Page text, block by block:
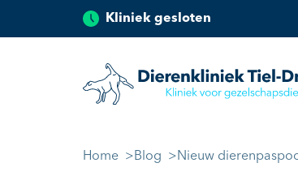
Kliniek gesloten
Home Blog Nieuw